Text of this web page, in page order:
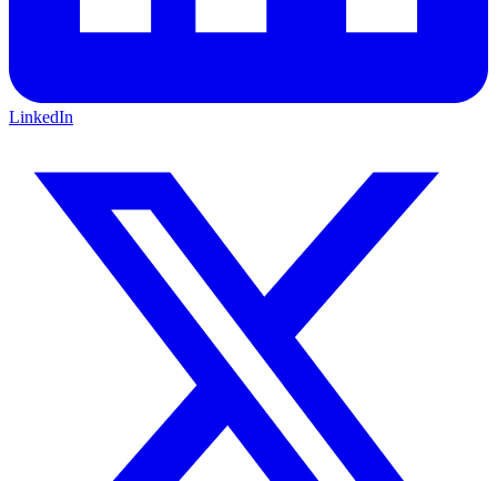
LinkedIn